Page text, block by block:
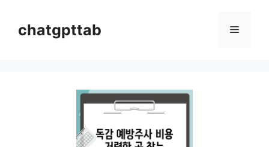
chatgpttab 메